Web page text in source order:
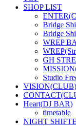
SHOP LIST
Bridge
Bridge
WREP
GH
Studio
VISION(CLUB)
Heart(DJ BAR)
timetable
NIGHT